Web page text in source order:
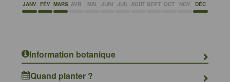
JANV FÉV MARS AVR MAI JUIN JUIL AOÛT SEPT OCT NOV DÉC
Information botanique
Quand planter ?